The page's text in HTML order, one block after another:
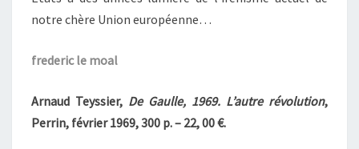
notre chère Union européenne…
frederic le moal
Arnaud Teyssier, De Gaulle, 1969. L’autre révolution,
Perrin, février 1969, 300 p. – 22, 00 €.